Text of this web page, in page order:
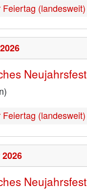
(landesweit)
Neujahrsfest
(landesweit)
Neujahrsfest